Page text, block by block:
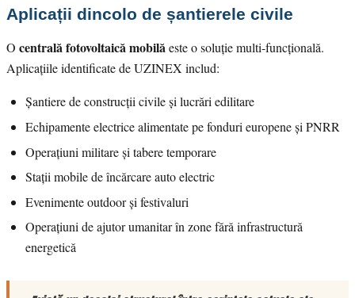
Aplicații dincolo de șantierele civile
O centrală fotovoltaică mobilăeste o soluție multi-funcțională.
Aplicațiile identificate de UZINEX includ:
Șantiere de construcții civile și lucrări edilitare
Echipamente electrice alimentate pe fonduri europene și PNRR
Operațiuni militare și tabere temporare
Stații mobile de încărcare auto electric
Evenimente outdoor și festivaluri
Operațiuni de ajutor umanitar în zone fără infrastructură
energetică